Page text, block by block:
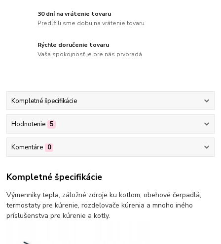
30 dní na vrátenie tovaru
Predĺžili sme dobu na vrátenie tovaru
Rýchle doručenie tovaru
Vaša spokojnosť je pre nás prvoradá
Kompletné špecifikácie
Hodnotenie 5
Komentáre 0
Kompletné špecifikácie
Výmenniky tepla, záložné zdroje ku kotlom, obehové čerpadlá,
termostaty pre kúrenie, rozdeľovače kúrenia a mnoho iného
príslušenstva pre kúrenie a kotly.